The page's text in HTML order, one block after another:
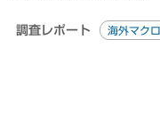
調査レポート 海外マク